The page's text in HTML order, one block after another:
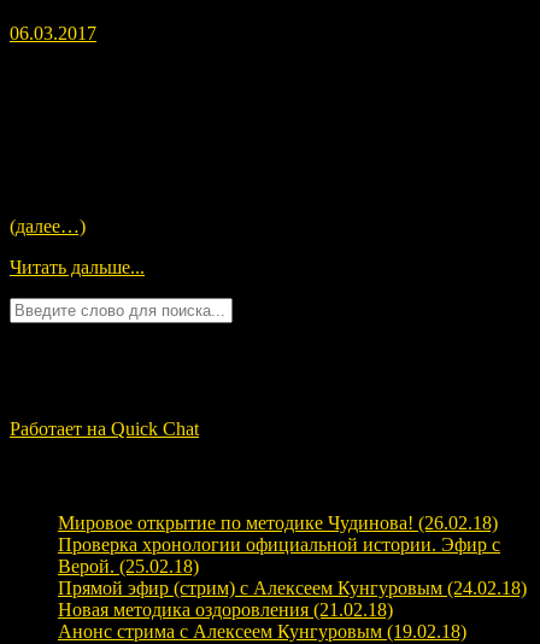
06.03.2017
(далее…)
Читать дальше...
Работает на Quick Chat
Мировое открытие по методике Чудинова! (26.02.18)
Проверка хронологии официальной истории. Эфир с
Верой. (25.02.18)
Прямой эфир (стрим) с Алексеем Кунгуровым (24.02.18)
Новая методика оздоровления (21.02.18)
Анонс стрима с Алексеем Кунгуровым (19.02.18)